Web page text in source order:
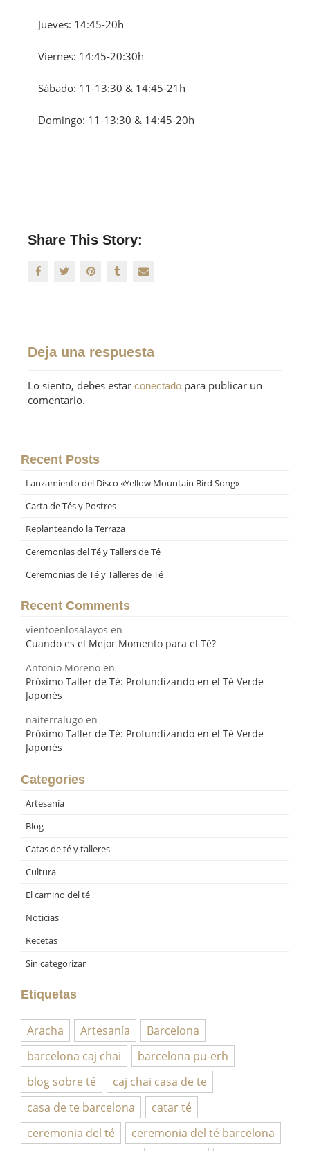
Jueves: 14:45-20h
Viernes: 14:45-20:30h
Sábado: 11-13:30 & 14:45-21h
Domingo: 11-13:30 & 14:45-20h
Share This Story:
Deja una respuesta
Lo siento, debes estar conectado para publicar un
comentario.
Recent Posts
Lanzamiento del Disco «Yellow Mountain Bird Song»
Carta de Tés y Postres
Replanteando la Terraza
Ceremonias del Té y Tallers de Té
Ceremonias de Té y Talleres de Té
Recent Comments
vientoenlosalayos en
Cuando es el Mejor Momento para el Té?
Antonio Moreno en
Próximo Taller de Té: Profundizando en el Té Verde
Japonés
naiterralugo en
Próximo Taller de Té: Profundizando en el Té Verde
Japonés
Categories
Artesanía
Blog
Catas de té y talleres
Cultura
El camino del té
Noticias
Recetas
Sin categorizar
Etiquetas
Aracha Artesanía
Barcelona
barcelona caj chai
barcelona pu-erh
blog sobre té
caj chai casa de te
casa de te barcelona
catar té
ceremonia del té
ceremonia del té barcelona